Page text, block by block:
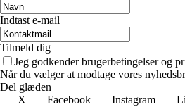
Indtast e-mail
Tilmeld dig
Jeg godkender brugerbetingelser og
Når du vælger at modtage vores
Del glæden
X
Facebook Instagram